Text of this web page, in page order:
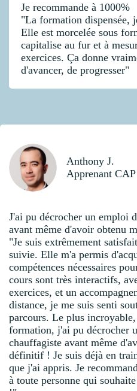
Je recommande à 1000%
"La formation dispensée,
Elle est morcelée sous
capitalise au fur et à
exercices. Ça donne
d'avancer, de progresser"
Anthony J.
Apprenant
J'ai pu décrocher un emploi
avant même d'avoir obtenu
"Je suis extrêmement
suivie. Elle m'a permis
compétences nécessaires
cours sont très interactifs,
exercices, et un
distance, je me suis senti
parcours. Le plus
formation, j'ai pu décrocher
chauffagiste avant même
définitif ! Je suis déjà en
que j'ai appris. Je
à toute personne qui